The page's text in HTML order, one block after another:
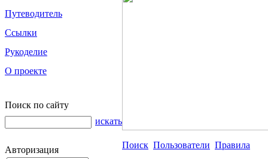
Путеводитель
Ссылки
Рукоделие
О проекте
Поиск по сайту
искать
Авторизация Поиск Пользователи Правила